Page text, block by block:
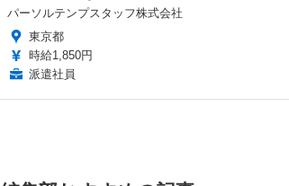
パーソルテンプスタッフ株式会社
東京都
時給1,850円
派遣社員